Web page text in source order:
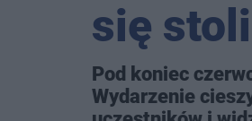
się
Pod koniec
Wydarzenie